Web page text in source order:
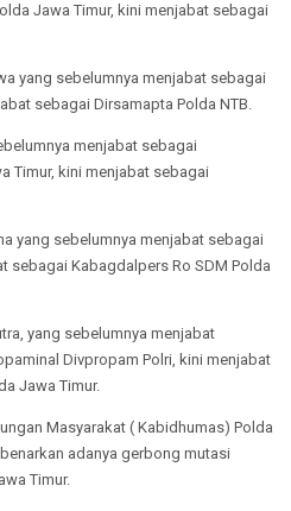
Jawa Timur, kini menjabat sebagai
yang sebelumnya menjabat sebagai
sebagai Dirsamapta Polda NTB.
menjabat sebagai
Timur, kini menjabat sebagai
yang sebelumnya menjabat sebagai
sebagai Kabagdalpers Ro SDM Polda
yang sebelumnya menjabat
Divpropam Polri, kini menjabat
Jawa Timur.
Masyarakat ( Kabidhumas) Polda
adanya gerbong mutasi
Timur.